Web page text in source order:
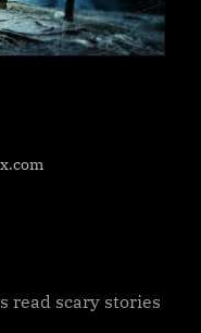
read scary stories